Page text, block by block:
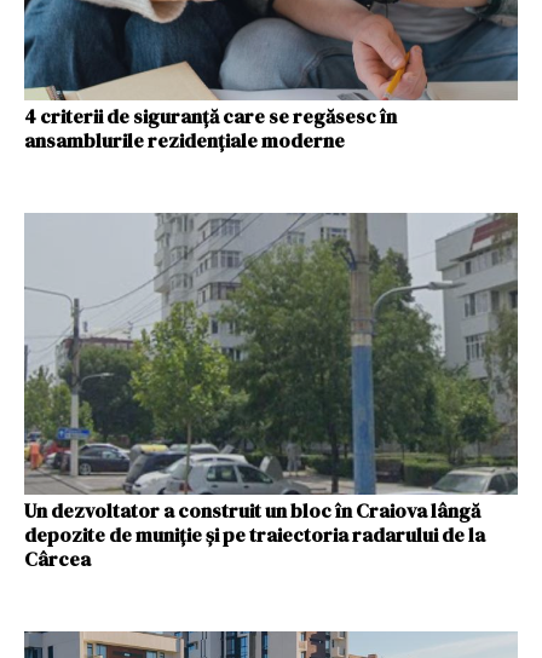
4 criterii de siguranță care se regăsesc în
ansamblurile rezidențiale moderne
Un dezvoltator a construit un bloc în Craiova lângă
depozite de muniţie și pe traiectoria radarului de la
Cârcea